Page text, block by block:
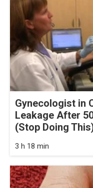
Gynecologist in
Leakage After
(Stop Doing
3 h 18 min